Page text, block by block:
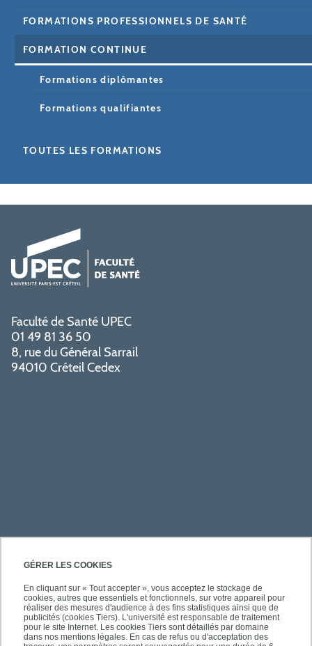
GÉRER LES COOKIES
En cliquant sur « Tout accepter », vous acceptez le stockage de
cookies, autres que essentiels et fonctionnels, sur votre appareil pour
réaliser des mesures d'audience à des fins statistiques ainsi que de
publicités (cookies Tiers). L'université est responsable de traitement
pour le site Internet. Les cookies Tiers sont détaillés par domaine
dans nos mentions légales. En cas de refus ou d'acceptation des
FORMATIONS PROFESSIONNELS DE SANTÉ
FORMATION CONTINUE
Formations diplômantes
Formations qualifiantes
TOUTES LES FORMATIONS
Faculté de Santé UPEC
01 49 81 36 50
8, rue du Général Sarrail
94010 Créteil Cedex
PRATIQUE
ACCÈS RAPIDES